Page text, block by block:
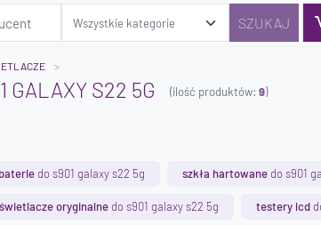
GALAXY S22 5G (ilość produktów: 9)
baterie do s901 galaxy s22 5g szkła hartowane do s901
oryginalne do s901 galaxy s22 5g testery lcd